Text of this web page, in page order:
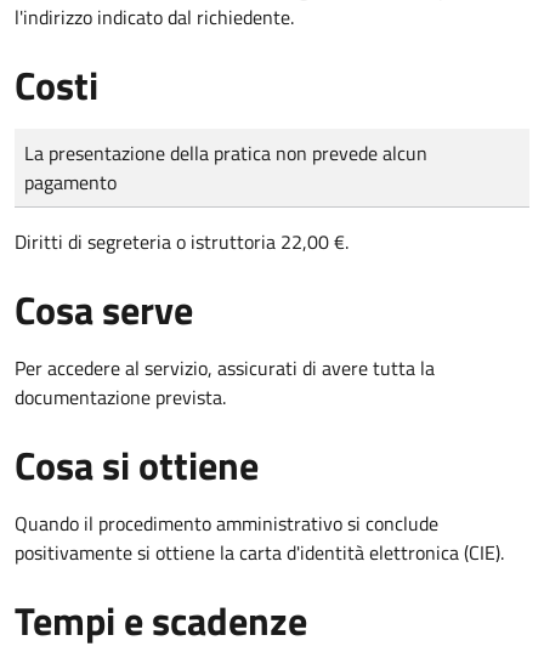
l'indirizzo indicato dal richiedente.
Costi
Tipo di pagamento
Importo
La presentazione della pratica non prevede alcun
pagamento
Diritti di segreteria o istruttoria 22,00 €.
Cosa serve
Per accedere al servizio, assicurati di avere tutta la
documentazione prevista.
Cosa si ottiene
Quando il procedimento amministrativo si conclude
positivamente si ottiene la carta d'identità elettronica (CIE).
Tempi e scadenze